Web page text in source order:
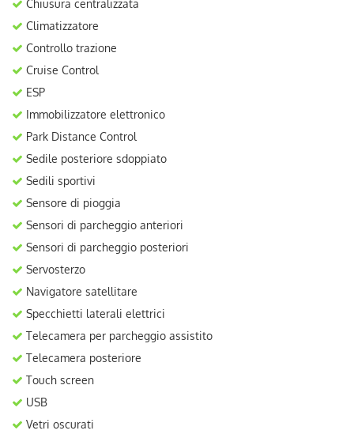
Chiusura centralizzata
Climatizzatore
Controllo trazione
Cruise Control
ESP
Immobilizzatore elettronico
Park Distance Control
Sedile posteriore sdoppiato
Sedili sportivi
Sensore di pioggia
Sensori di parcheggio anteriori
Sensori di parcheggio posteriori
Servosterzo
Navigatore satellitare
Specchietti laterali elettrici
Telecamera per parcheggio assistito
Telecamera posteriore
Touch screen
USB
Vetri oscurati